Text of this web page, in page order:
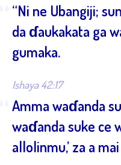
“Ni ne Ubangiji;
da ɗaukakata ga
gumaka.
Ishaya 42:17
Amma waɗanda
waɗanda suke ce
allolinmu,’ za a